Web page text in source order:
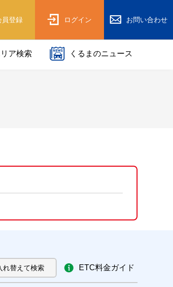
員登録 ログイン お問い合わせ
ア検索 くるまのニュース
れ替えて検索 ETC料金ガイド